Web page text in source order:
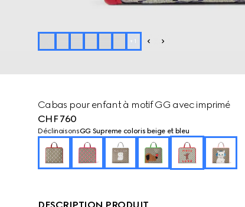
+ 1
Cabas pour enfant à motif GG avec imprimé
CHF 760
DéclinaisonsGG Supreme coloris beige et bleu